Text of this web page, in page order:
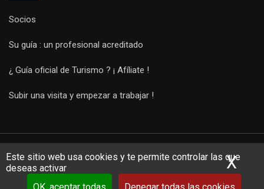
Este sitio web usa cookies y te permite controlar las que
deseas activar
X
Socios
Su guía : un profesional acreditado
¿ Guía oficial de Turismo ? ¡ Afíliate !
Subir una visita y empezar a trabajar !